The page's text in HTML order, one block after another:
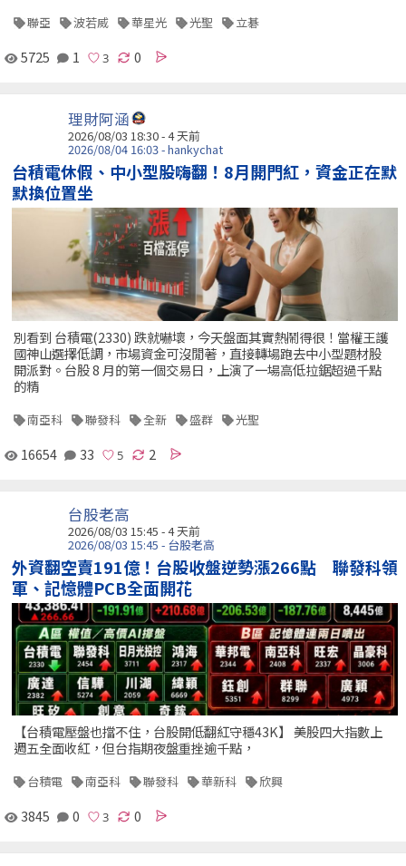
聯亞 波若威 華星光 光聖 立碁
5725 1 0
理財阿涵
2026/08/03 18:30 - 4 天前
2026/08/04 16:03 - hankychat
台積電休假、中小型股嗨翻！8月開門紅，資金正在默
默換位置坐
別看到 台積電(2330) 跌就嚇壞，今天盤面其實熱鬧得很！當權王護
國神山選擇低調，市場資金可沒閒著，直接轉場跑去中小型題材股
開派對。台股 8 月的第一個交易日，上演了一場高低拉鋸超過千點
的精
南亞科 聯發科 全新 盛群 光聖
16654 33 2
台股老高
2026/08/03 15:45 - 4 天前
2026/08/03 15:45 - 台股老高
外資翻空賣191億！台股收盤逆勢漲266點 聯發科領
軍、記憶體PCB全面開花
【台積電壓盤也擋不住，台股開低翻紅守穩43K】 美股四大指數上
週五全面收紅，但台指期夜盤重挫逾千點，
台積電 南亞科 聯發科 華新科 欣興
3845 0 0